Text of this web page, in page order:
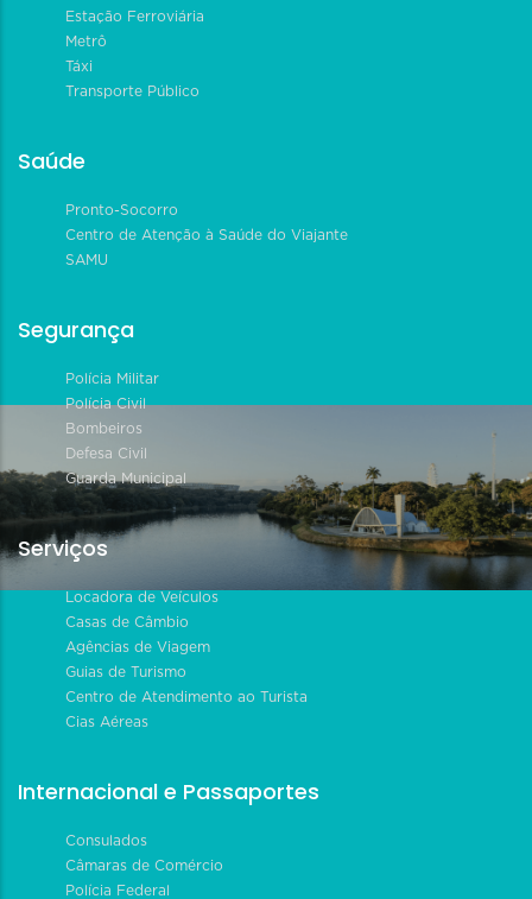
Estação Ferroviária
Metrô
Táxi
Transporte Público
Saúde
Pronto-Socorro
Centro de Atenção à Saúde do Viajante
SAMU
Segurança
Polícia Militar
Polícia Civil
Bombeiros
Defesa Civil
Guarda Municipal
Serviços
Locadora de Veículos
Casas de Câmbio
Agências de Viagem
Guias de Turismo
Centro de Atendimento ao Turista
Cias Aéreas
Internacional e Passaportes
Consulados
Câmaras de Comércio
Polícia Federal